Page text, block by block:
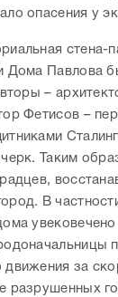
опасения у
стена-
Дома Павлова
–
Фетисов –
Таким
В
движения за
разрушенных